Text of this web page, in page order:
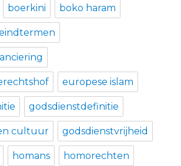
boerkini boko haram
europese islam
godsdienstdefinitie
cultuur godsdienstvrijheid
homans homorechten